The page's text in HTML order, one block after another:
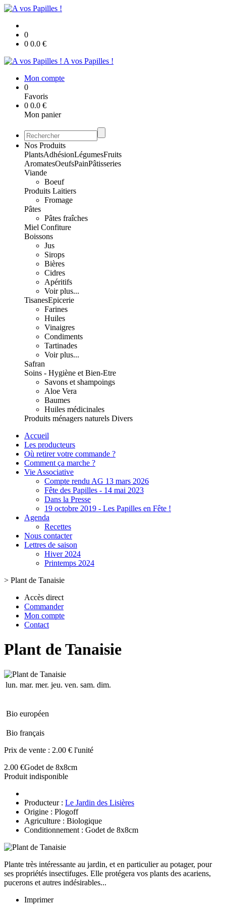
0
0 0.0 €
A vos Papilles !
Mon compte
0
Favoris
0 0.0 €
Mon panier
Nos Produits
PlantsAdhésionLégumesFruits
AromatesOeufsPainPâtisseries
Viande
Boeuf
Produits Laitiers
Fromage
Pâtes
Pâtes fraîches
Miel Confiture
Boissons
Jus
Sirops
Bières
Cidres
Apéritifs
Voir plus...
TisanesEpicerie
Farines
Huiles
Vinaigres
Condiments
Tartinades
Voir plus...
Safran
Soins - Hygiène et Bien-Etre
Savons et shampoings
Aloe Vera
Baumes
Huiles médicinales
Produits ménagers naturels Divers
Accueil
Les producteurs
Où retirer votre commande ?
Comment ça marche ?
Vie Associative
Compte rendu AG 13 mars 2026
Fête des Papilles - 14 mai 2023
Dans la Presse
19 octobre 2019 - Les Papilles en Fête !
Agenda
Recettes
Nous contacter
Lettres de saison
Hiver 2024
Printemps 2024
> Plant de Tanaisie
Accès direct
Commander
Mon compte
Contact
Plant de Tanaisie
lun. mar. mer. jeu. ven. sam. dim.
Bio européen
Bio français
Prix de vente : 2.00 € l'unité
2.00 €Godet de 8x8cm
Produit indisponible
Producteur : Le Jardin des Lisières
Origine : Plogoff
Agriculture : Biologique
Conditionnement : Godet de 8x8cm
Plante très intéressante au jardin, et en particulier au potager, pour
ses propriétés insectifuges. Elle protégera vos plants des acariens,
pucerons et autres indésirables...
Imprimer